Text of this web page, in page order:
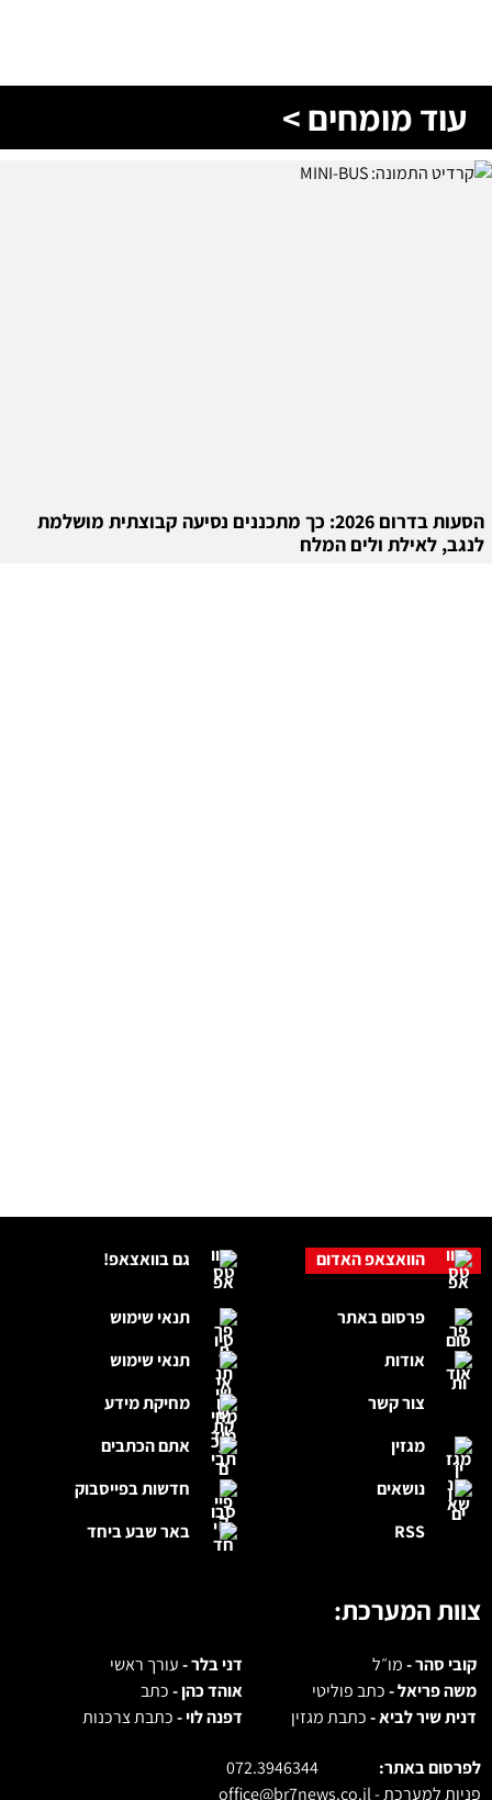
עוד מומחים >
הסעות בדרום 2026: כך מתכננים נסיעה קבוצתית מושלמת
לנגב, לאילת ולים המלח
גם בוואצאפ!
תנאי שימוש
תנאי שימוש
מחיקת מידע
אתם הכתבים
חדשות בפייסבוק
באר שבע ביחד
הוואצאפ האדום
פרסום באתר
אודות
צור קשר
מגזין
נושאים
RSS
צוות המערכת:
קובי סהר -מו״ל דני בלר -עורך ראשי
משה פריאל -כתב פוליטי אוהד כהן -כתב
דנית שיר לביא -כתבת מגזין דפנה לוי -כתבת צרכנות
לפרסום באתר:
072.3946344
פניות למערכת -office@br7news.co.il